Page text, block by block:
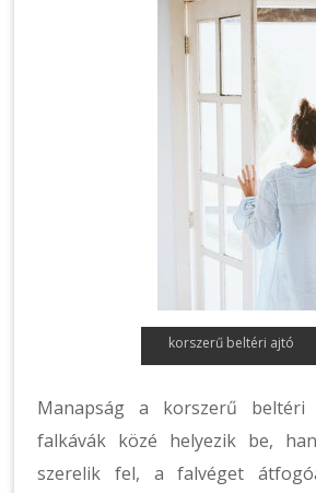
korszerű beltéri ajtó
Manapság a korszerű
falkávák közé helyezik be,
szerelik fel, a falvéget